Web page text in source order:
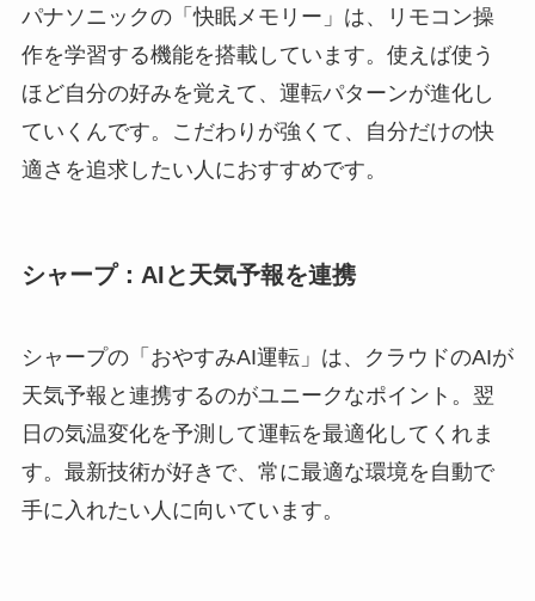
パナソニックの「快眠メモリー」は、リモコン操
作を学習する機能を搭載しています。使えば使う
ほど自分の好みを覚えて、運転パターンが進化し
ていくんです。こだわりが強くて、自分だけの快
適さを追求したい人におすすめです。
シャープ：AIと天気予報を連携
シャープの「おやすみAI運転」は、クラウドのAIが
天気予報と連携するのがユニークなポイント。翌
日の気温変化を予測して運転を最適化してくれま
す。最新技術が好きで、常に最適な環境を自動で
手に入れたい人に向いています。